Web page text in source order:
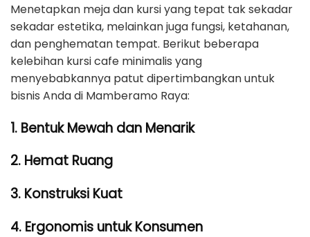
Menetapkan meja dan kursi yang tepat tak sekadar
sekadar estetika, melainkan juga fungsi, ketahanan,
dan penghematan tempat. Berikut beberapa
kelebihan kursi cafe minimalis yang
menyebabkannya patut dipertimbangkan untuk
bisnis Anda di Mamberamo Raya:
1. Bentuk Mewah dan Menarik
2. Hemat Ruang
3. Konstruksi Kuat
4. Ergonomis untuk Konsumen